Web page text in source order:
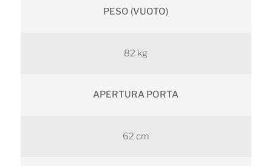
PESO (VUOTO)
82 kg
APERTURA PORTA
62 cm